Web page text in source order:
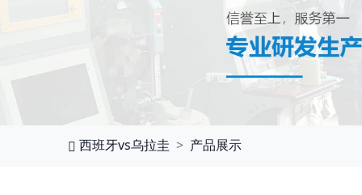
西班牙vs乌拉圭 产品展示